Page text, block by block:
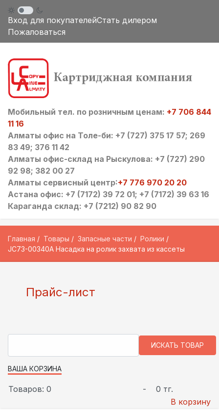
Вход для покупателейСтать дилером
Пожаловаться
Мобильный тел. по розничным ценам: +7 706 844
11 16
Алматы офис на Толе-би: +7 (727) 375 17 57; 269
83 49; 376 11 42
Алматы офис-склад на Рыскулова: +7 (727) 290
92 98; 382 00 27
Алматы сервисный центр:+7 776 970 20 20
Астана офис: +7 (7172) 39 72 01; +7 (7172) 39 63 16
Караганда склад: +7 (7212) 90 82 90
Главная Товары Запасные части
Ролики
JC73-00340A Насадка на ролик захвата из кассеты
Прайс-лист
ВАША КОРЗИНА
Товаров: 0 -
0 тг.
В корзину